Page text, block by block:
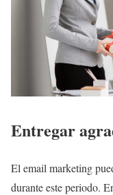
Entregar
El email marketing
durante este periodo.